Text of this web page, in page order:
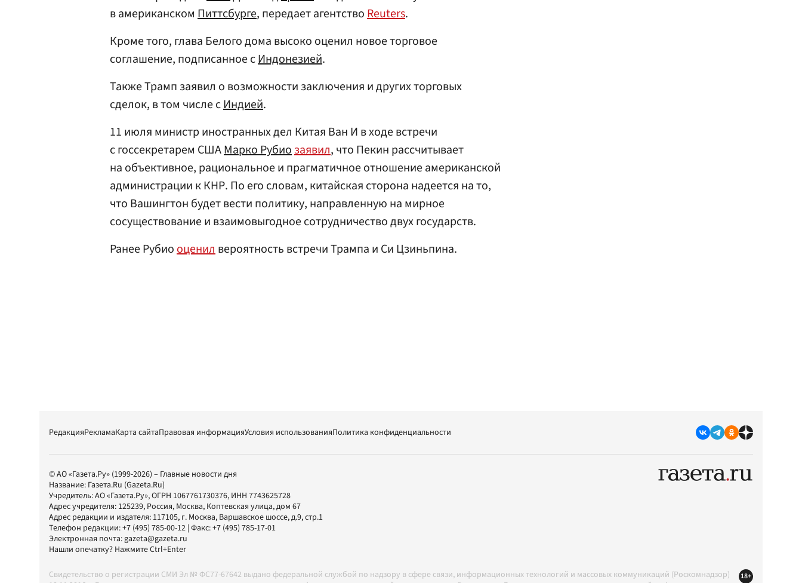
в американском Питтсбурге, передает агентствоReuters.
Кроме того, глава Белого дома высоко оценил новое торговое
соглашение, подписанное сИндонезией.
Также Трамп заявил о возможности заключения и других торговых
сделок, в том числе сИндией.
11 июля министр иностранных дел Китая Ван И в ходе встречи
с госсекретарем СШАМарко Рубиозаявил, что Пекин рассчитывает
на объективное, рациональное и прагматичное отношение американской
администрации к КНР. По его словам, китайская сторона надеется на то,
что Вашингтон будет вести политику, направленную на мирное
сосуществование и взаимовыгодное сотрудничество двух государств.
Ранее Рубиооценилвероятность встречи Трампа и Си Цзиньпина.
РедакцияРекламаКарта сайтаПравовая информацияУсловия использованияПолитика конфиденциальности
© АО «Газета.Ру» (1999-2026) – Главные новости дня
Название: Газета.Ru (Gazeta.Ru)
Учредитель:АО «Газета.Ру», ОГРН 1067761730376, ИНН 7743625728
Адрес учредителя: 125239, Россия, Москва, Коптевская улица, дом 67
Адрес редакции и издателя: 117105, г. Москва, Варшавское шоссе, д.9, стр.1
Телефон редакции:+7 (495) 785-00-12 | Факс:+7 (495) 785-17-01
Электронная почта:gazeta@gazeta.ru
Нашли опечатку? Нажмите Ctrl+Enter
Свидетельство о регистрации СМИ Эл № ФС77-67642 выдано федеральной службой по надзору в сфере связи, информационных технологий и массовых коммуникаций (Роскомнадзор)
18+